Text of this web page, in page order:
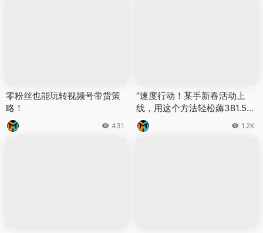
零粉丝也能玩转视频号带货策
略！
431
“速度行动！某手新春活动上
线，用这个方法轻松薅381.55
元红包！”
1.2K